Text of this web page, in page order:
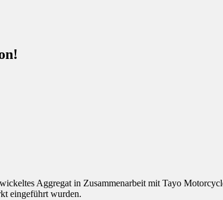
Aggregat in Zusammenarbeit mit Tayo
eingeführt wurden.